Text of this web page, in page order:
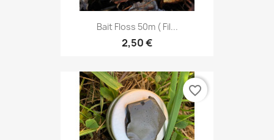
Bait Floss 50m ( Fil...
2,50 €
favorite_border